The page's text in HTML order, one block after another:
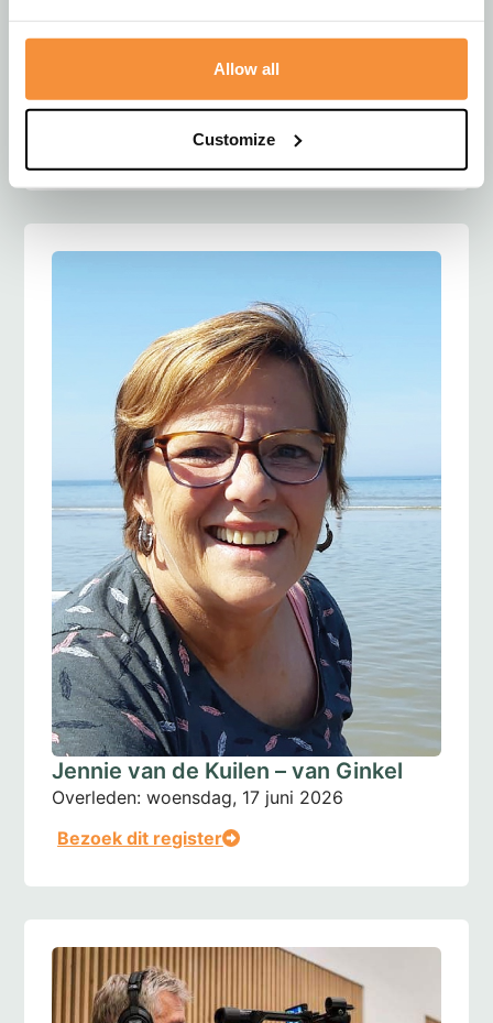
Allow all
Customize
Bezoek dit register
Wim Coenraadts
Overleden: zaterdag, 11 juli 2026
Bezoek dit register
Jennie van de Kuilen – van Ginkel
Overleden: woensdag, 17 juni 2026